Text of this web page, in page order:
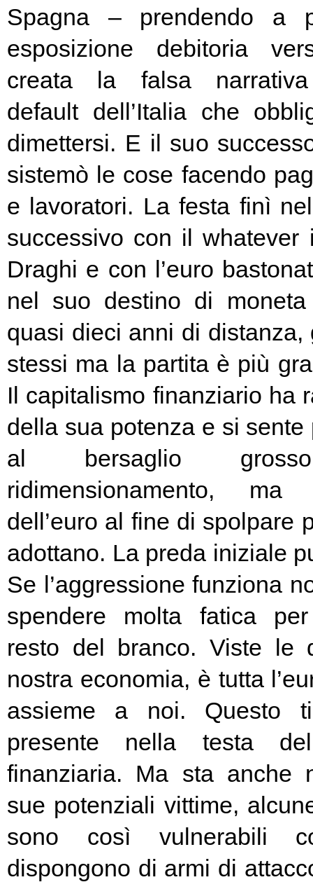
Spagna – prendendo a
esposizione debitoria
creata la falsa narrativa
default dell’Italia che
dimettersi. E il suo
sistemò le cose facendo
e lavoratori. La festa finì
successivo con il whatever
Draghi e con l’euro
nel suo destino di
quasi dieci anni di
stessi ma la partita è più
Il capitalismo finanziario ha
della sua potenza e si sente
al bersaglio
ridimensionamento,
dell’euro al fine di spolpare
adottano. La preda iniziale
Se l’aggressione funziona
spendere molta fatica
resto del branco. Viste le
nostra economia, è tutta
assieme a noi. Questo
presente nella testa
finanziaria. Ma sta anche
sue potenziali vittime,
sono così vulnerabili
dispongono di armi di